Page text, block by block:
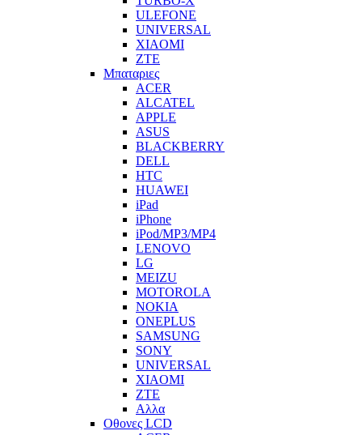
ULEFONE
UNIVERSAL
XIAOMI
ZTE
Μπαταριες
ACER
ALCATEL
APPLE
ASUS
BLACKBERRY
DELL
HTC
HUAWEI
iPad
iPhone
iPod/MP3/MP4
LENOVO
LG
MEIZU
MOTOROLA
NOKIA
ONEPLUS
SAMSUNG
SONY
UNIVERSAL
XIAOMI
ZTE
Αλλα
Οθονες LCD